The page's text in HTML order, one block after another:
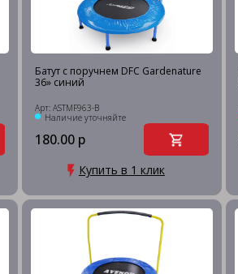
Батут с поручнем DFC Gardenature
36» синий
Арт: ASTMF963-B
Наличие уточняйте
180.00 р
Купить в 1 клик